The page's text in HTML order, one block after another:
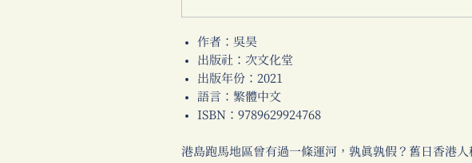
作者：吳昊
出版社：次文化堂
出版年份：2021
語言：繁體中文
ISBN：9789629924768
港島跑馬地區曾有過一條運河，孰真孰假？舊日香港